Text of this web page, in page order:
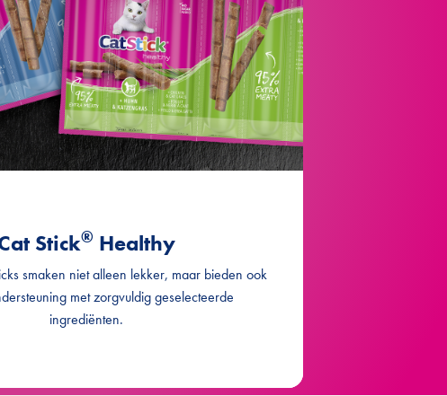
Stick® Healthy
smaken niet alleen lekker, maar bieden ook
met zorgvuldig geselecteerde
ingrediënten.